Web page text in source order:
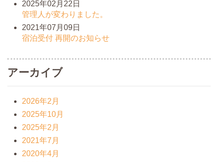
2025年02月22日
管理人が変わりました。
2021年07月09日
宿泊受付 再開のお知らせ
アーカイブ
2026年2月
2025年10月
2025年2月
2021年7月
2020年4月